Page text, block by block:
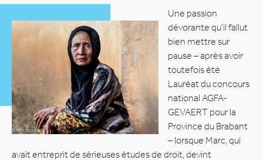
Une passion
dévorante qu’il fallut
bien mettre sur
pause – après avoir
toutefois été
Lauréat du concours
national AGFA-
GEVAERT pour la
Province du Brabant
– lorsque Marc, qui
avait entreprit de sérieuses études de droit, devint